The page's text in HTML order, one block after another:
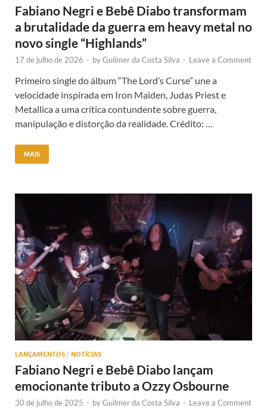
Fabiano Negri e Bebê Diabo transformam
a brutalidade da guerra em heavy metal no
novo single “Highlands”
17 de julho de 2026 - byGuilmer da Costa Silva - Leave a Comment
Primeiro single do álbum “The Lord’s Curse” une a
velocidade inspirada em Iron Maiden, Judas Priest e
Metallica a uma crítica contundente sobre guerra,
manipulação e distorção da realidade. Crédito: …
MAIS
LANÇAMENTOS / NOTÍCIAS
Fabiano Negri e Bebê Diabo lançam
emocionante tributo a Ozzy Osbourne
30 de julho de 2025 - byGuilmer da Costa Silva - Leave a Comment